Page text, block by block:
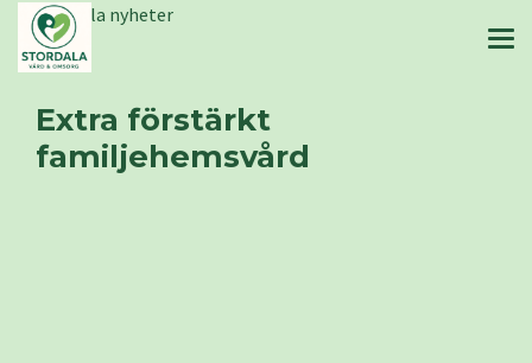
Stordala nyheter
Extra förstärkt
familjehemsvård